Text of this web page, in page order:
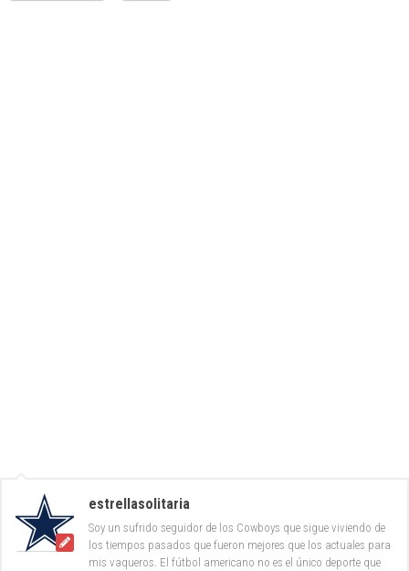
estrellasolitaria
Soy un sufrido seguidor de los Cowboys que sigue viviendo de
los tiempos pasados que fueron mejores que los actuales para
mis vaqueros. El fútbol americano no es el único deporte que